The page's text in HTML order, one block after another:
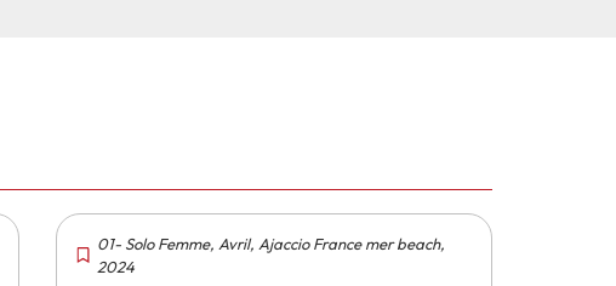
01- Solo Femme, Avril, Ajaccio France mer beach,
2024